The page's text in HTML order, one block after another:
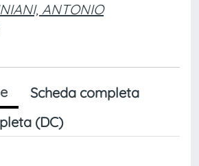
ANTONIO
Scheda completa
(DC)